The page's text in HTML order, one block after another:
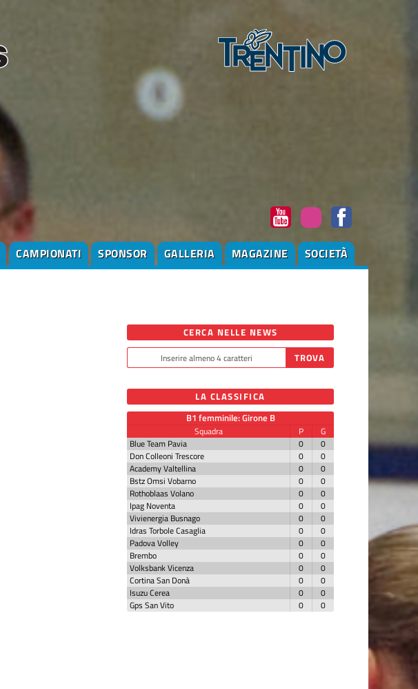
CAMPIONATI SPONSOR GALLERIA MAGAZINE SOCIETÀ
CERCA NELLE NEWS
LA CLASSIFICA
B1 femminile: Girone B
Squadra P
G
Blue Team Pavia
0
0
Don Colleoni Trescore
0
0
Academy Valtellina
0
0
Bstz Omsi Vobarno
0
0
Rothoblaas Volano
0
0
Ipag Noventa
0
0
Vivienergia Busnago
0
0
Idras Torbole Casaglia
0
0
Padova Volley
0
0
Brembo
0
0
Volksbank Vicenza
0
0
Cortina San Donà
0
0
Isuzu Cerea
0
0
Gps San Vito
0 0